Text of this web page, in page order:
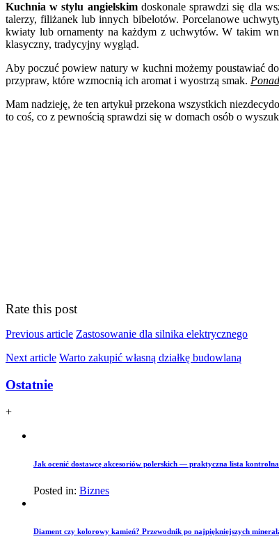
Kuchnia w stylu angielskimdoskonale sprawdzi się dla
talerzy, filiżanek lub innych bibelotów. Porcelanowe
kwiaty lub ornamenty na każdym z uchwytów. W takim
klasyczny, tradycyjny wygląd.
Aby poczuć powiew natury w kuchni możemy poustawiać
przypraw, które wzmocnią ich aromat i wyostrzą smak.
Mam nadzieję, że ten artykuł przekona wszystkich
to coś, co z pewnością sprawdzi się w domach osób o
Rate this post
Previous article Zastosowanie dla silnika elektrycznego
Next article Warto zakupić własną działkę budowlaną
Ostatnie
+
Jak ocenić dostawcę akcesoriów polerskich — praktyczna lista
Posted in: Biznes
Diament czy kolorowy kamień? Przewodnik po najpiękniejszych